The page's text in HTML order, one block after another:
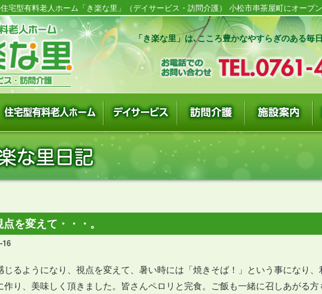
宅型有料老人ホーム「き楽な里」（デイサービス・訪問介護） 小松市串茶屋町にオープ
「き楽な里」は､こころ豊かなやすらぎのある
を変えて・・・。
16
じるようになり、視点を変えて、暑い時には「焼きそば！」という事になり、
作り、美味しく頂きました。皆さんペロリと完食。ご飯も一緒に召しあがる方